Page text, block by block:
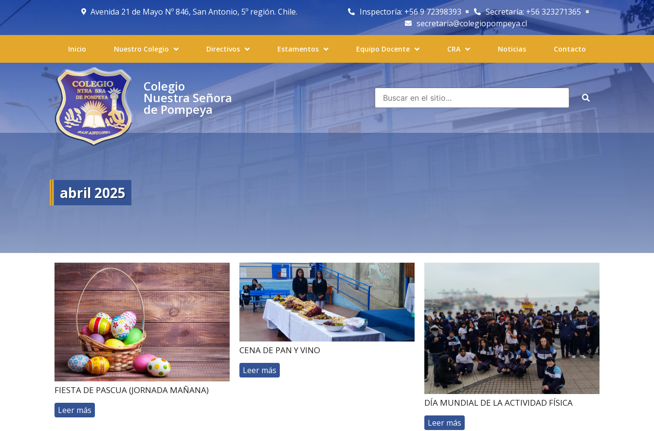
Avenida 21 de Mayo Nº 846, San Antonio, 5º región. Chile. Inspectoría: +56 9 72398393
Secretaría: +56 323271365
secretaria@colegiopompeya.cl
Inicio Nuestro Colegio Directivos Estamentos Equipo Docente CRA Noticias Contacto
Colegio
Nuestra Señora
de Pompeya
abril 2025
FIESTA DE PASCUA (JORNADA MAÑANA)
Leer más
CENA DE PAN Y VINO
Leer más
DÍA MUNDIAL DE LA ACTIVIDAD FÍSICA
Leer más